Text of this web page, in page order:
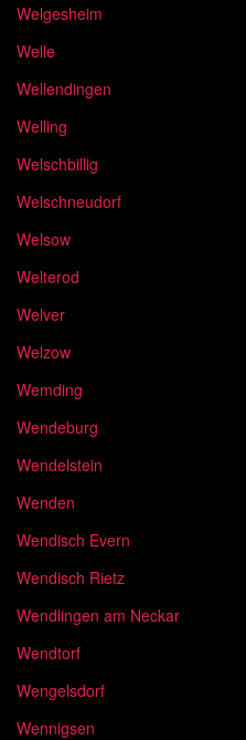
Welgesheim
Welle
Wellendingen
Welling
Welschbillig
Welschneudorf
Welsow
Welterod
Welver
Welzow
Wemding
Wendeburg
Wendelstein
Wenden
Wendisch Evern
Wendisch Rietz
Wendlingen am Neckar
Wendtorf
Wengelsdorf
Wennigsen